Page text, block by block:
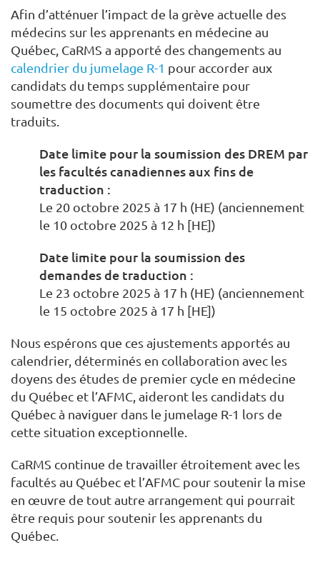
Afin d’atténuer l’impact de la grève actuelle des
médecins sur les apprenants en médecine au
Québec, CaRMS a apporté des changements au
calendrier du jumelage R-1 pour accorder aux
candidats du temps supplémentaire pour
soumettre des documents qui doivent être
traduits.
Date limite pour la soumission des DREM par
les facultés canadiennes aux fins de
traduction :
Le 20 octobre 2025 à 17 h (HE) (anciennement
le 10 octobre 2025 à 12 h [HE])
Date limite pour la soumission des
demandes de traduction :
Le 23 octobre 2025 à 17 h (HE) (anciennement
le 15 octobre 2025 à 17 h [HE])
Nous espérons que ces ajustements apportés au
calendrier, déterminés en collaboration avec les
doyens des études de premier cycle en médecine
du Québec et l’AFMC, aideront les candidats du
Québec à naviguer dans le jumelage R-1 lors de
cette situation exceptionnelle.
CaRMS continue de travailler étroitement avec les
facultés au Québec et l’AFMC pour soutenir la mise
en œuvre de tout autre arrangement qui pourrait
être requis pour soutenir les apprenants du
Québec.